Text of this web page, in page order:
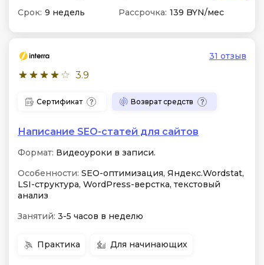
Срок: 9 недель Рассрочка: 139 BYN/мес
3.9
31 отзыв
Сертификат Возврат средств
Написание SEO-статей для сайтов
Формат: Видеоуроки в записи.
Особенности: SEO-оптимизация, Яндекс.Wordstat,
LSI-структура, WordPress-верстка, текстовый
анализ
Занятий: 3-5 часов в неделю
Практика Для начинающих